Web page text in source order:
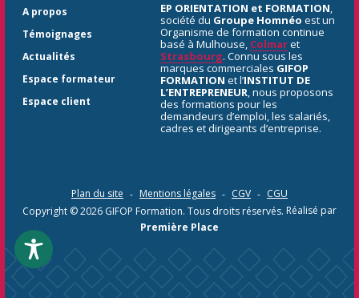
A propos
Témoignages
Actualités
Espace formateur
Espace client
EP ORIENTATION et FORMATION,
société du Groupe Homnéo est un
Organisme de formation continue
basé à Mulhouse, Colmaret
Strasbourg. Connu sous les
marques commerciales GIFOP
FORMATION et l’INSTITUT DE
L’ENTREPRENEUR, nous proposons
des formations pour les
demandeurs d’emploi, les salariés,
cadres et dirigeants d’entreprise.
Plan du site Mentions légales CGV
CGU
Copyright © 2026 GIFOP Formation. Tous droits réservés. Réalisé par
Première Place